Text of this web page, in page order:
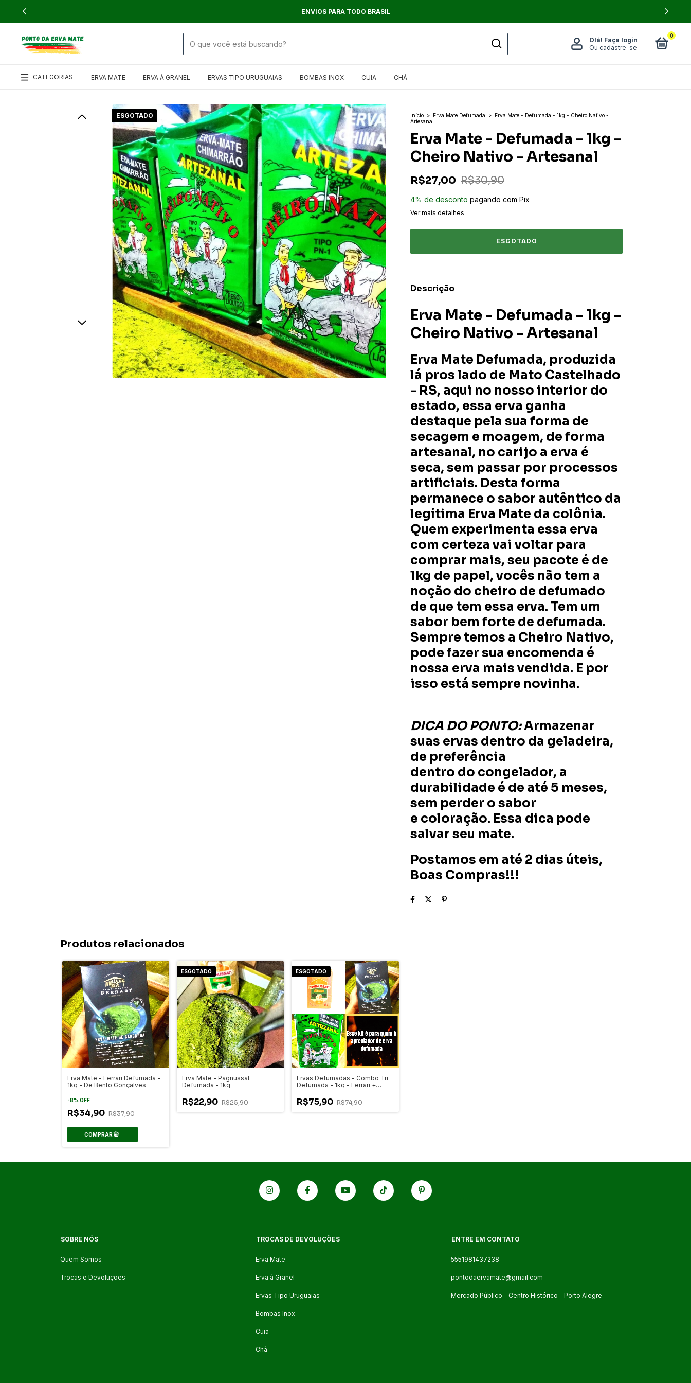
PAGAMENTO FACILITADO, PIX - BOLETO - CARTÃO EM ATÉ 12X
Olá! Faça login
Ou cadastre-se
0
CATEGORIAS ERVA MATE ERVA À GRANEL ERVAS TIPO URUGUAIAS BOMBAS INOX CUIA CHÁ
ESGOTADO Início > Erva Mate Defumada > Erva Mate - Defumada - 1kg - Cheiro Nativo -
Artesanal
Erva Mate - Defumada - 1kg -
Cheiro Nativo - Artesanal
R$27,00 R$30,90
4% de desconto pagando com Pix
Ver mais detalhes
Descrição
Erva Mate - Defumada - 1kg -
Cheiro Nativo - Artesanal
Erva Mate Defumada, produzida
lá pros lado de Mato Castelhado
- RS, aqui no nosso interior do
estado, essa erva ganha
destaque pela sua forma de
secagem e moagem, de forma
artesanal, no carijo a erva é
seca, sem passar por processos
artificiais. Desta forma
permanece o sabor autêntico da
legítima Erva Mate da colônia.
Quem experimenta essa erva
com certeza vai voltar para
comprar mais, seu pacote é de
1kg de papel, vocês não tem a
noção do cheiro de defumado
de que tem essa erva. Tem um
sabor bem forte de defumada.
Sempre temos a Cheiro Nativo,
pode fazer sua encomenda é
nossa erva mais vendida. E por
isso está sempre novinha.
DICA DO PONTO:Armazenar
suas ervas dentro da geladeira,
de preferência
dentro do congelador, a
durabilidade é de até 5 meses,
sem perder o sabor
e coloração. Essa dica pode
salvar seu mate.
Postamos em até 2 dias úteis,
Boas Compras!!!
Produtos relacionados
Erva Mate - Ferrari Defumada -
1kg - De Bento Gonçalves
-8% OFF
R$34,90 R$37,90
ESGOTADO
Erva Mate - Pagnussat
Defumada - 1kg
R$22,90 R$25,90
ESGOTADO
Ervas Defumadas - Combo Tri
Defumada - 1kg - Ferrari +
Chimarrão Artesanal Barbaquá
R$75,90 R$74,90
SOBRE NÓS
Quem Somos
Trocas e Devoluções
TROCAS DE DEVOLUÇÕES
Erva Mate
Erva à Granel
Ervas Tipo Uruguaias
Bombas Inox
Cuia
Chá
ENTRE EM CONTATO
5551981437238
pontodaervamate@gmail.com
Mercado Público - Centro Histórico - Porto Alegre